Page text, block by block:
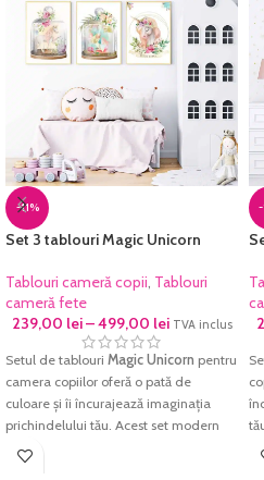
-11%
Set 3 tablouri Magic Unicorn
Tablouri cameră copii Tablouri
cameră fete
239,00 lei–499,00 lei TVA inclus
Setul de tablouri Magic Unicorn pentru
camera copiilor oferă o pată de
culoare și îi încurajează imaginația
prichindelului tău. Acest set modern
de personaje colorate va aduce un
plus de culoare și energie pozitivă
-